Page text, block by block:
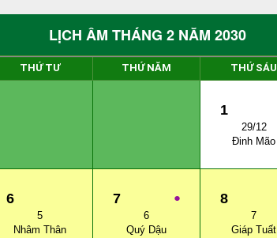
LỊCH ÂM THÁNG 2 NĂM 2030
THỨ TƯ THỨ NĂM THỨ SÁU
1
29/12
Đinh Mão
6
5
Nhâm Thân
●
7
6
Quý Dậu
8
7
Giáp Tuất